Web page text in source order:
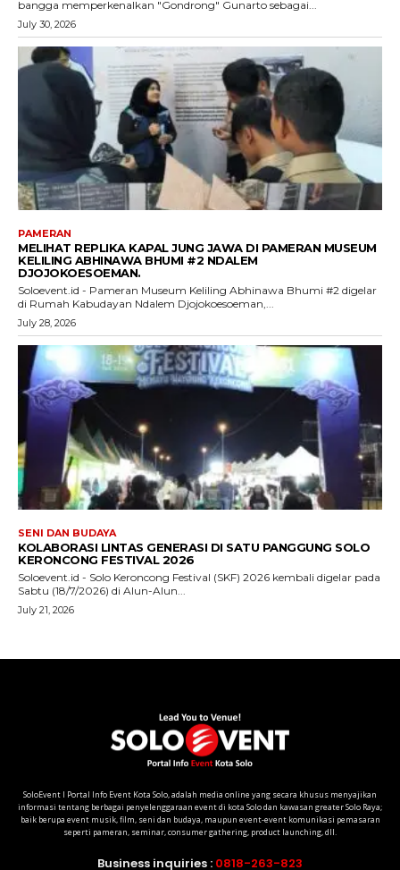
SoloEvent I Portal Info Event Kota Solo, adalah media online yang secara khusus menyajikan
informasi tentang berbagai penyelenggaraan event di kota Solo dan kawasan greater Solo Raya;
baik berupa event musik, film, seni dan budaya, maupun event-event komunikasi pemasaran
seperti pameran, seminar, consumer gathering, product launching, dll.
Business inquiries : 0818-263-823